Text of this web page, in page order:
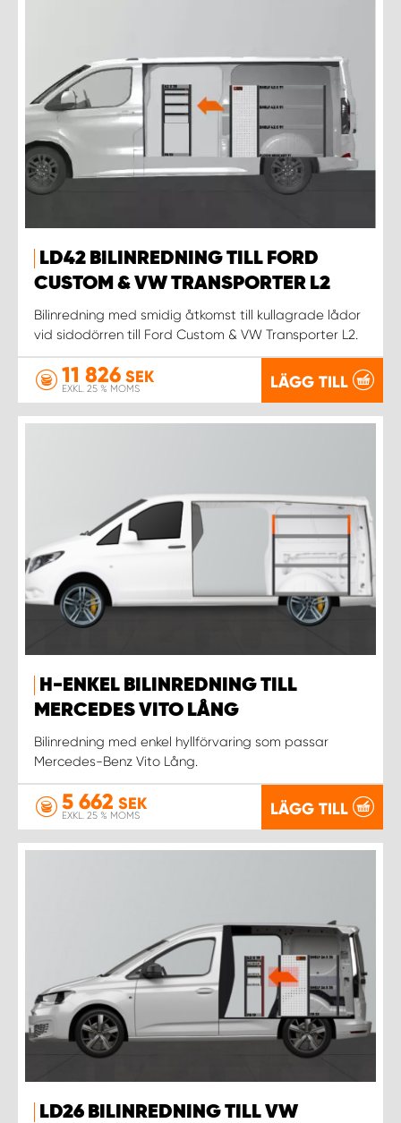
LD42 BILINREDNING TILL FORD
CUSTOM & VW TRANSPORTER L2
Bilinredning med smidig åtkomst till kullagrade lådor
vid sidodörren till Ford Custom & VW Transporter L2.
11 826 SEK
EXKL. 25 % MOMS LÄGG TILL
H-ENKEL BILINREDNING TILL
MERCEDES VITO LÅNG
Bilinredning med enkel hyllförvaring som passar
Mercedes-Benz Vito Lång.
5 662 SEK
EXKL. 25 % MOMS LÄGG TILL
LD26 BILINREDNING TILL VW